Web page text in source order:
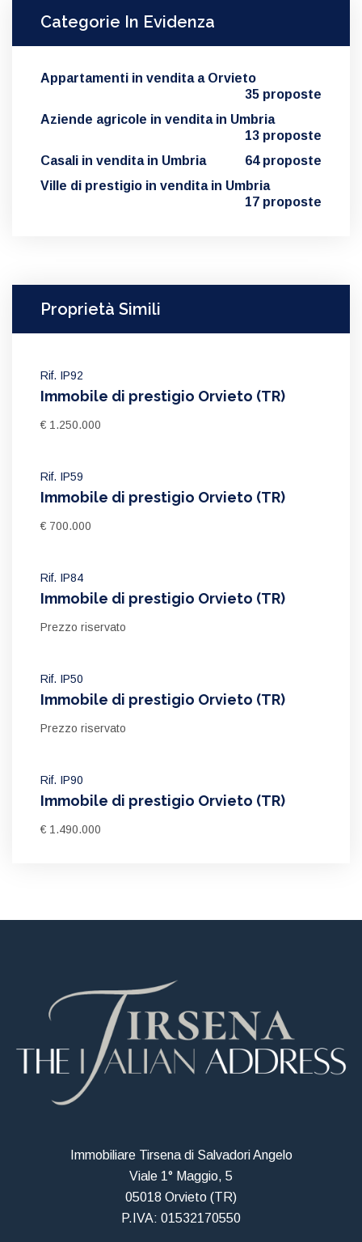
Categorie In Evidenza
Appartamenti in vendita a Orvieto
35 proposte
Aziende agricole in vendita in Umbria
13 proposte
Casali in vendita in Umbria
64 proposte
Ville di prestigio in vendita in Umbria
17 proposte
Proprietà Simili
Rif. IP92
Immobile di prestigio Orvieto (TR)
€ 1.250.000
Rif. IP59
Immobile di prestigio Orvieto (TR)
€ 700.000
Rif. IP84
Immobile di prestigio Orvieto (TR)
Prezzo riservato
Rif. IP50
Immobile di prestigio Orvieto (TR)
Prezzo riservato
Rif. IP90
Immobile di prestigio Orvieto (TR)
€ 1.490.000
Immobiliare Tirsena di Salvadori Angelo
Viale 1° Maggio, 5
05018 Orvieto (TR)
P.IVA: 01532170550